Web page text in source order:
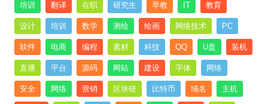
培训 翻译 在职 研究生 早教 IT 教育
设计 培训 数学 测绘 绘画 网络技术 PC
软件 电商 编程 素材 科技 QQ U盘 装机
直播 平台 源码 网站 建设 字体 网络
安全 网络 营销 区块链 比特币 域名 主机